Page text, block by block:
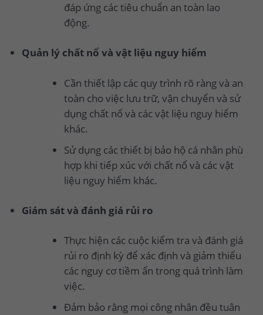
đáp ứng các tiêu chuẩn an toàn lao
động.
Quản lý chất nổ và vật liệu nguy hiểm
Cần thiết lập các quy trình rõ ràng và an
toàn cho việc lưu trữ, vận chuyển và sử
dụng chất nổ và các vật liệu nguy hiểm
khác.
Sử dụng các thiết bị bảo hộ cá nhân phù
hợp khi tiếp xúc với chất nổ và các vật
liệu nguy hiểm khác.
Giám sát và đánh giá rủi ro
Thực hiện các cuộc kiểm tra và đánh giá
rủi ro định kỳ để xác định và giảm thiểu
các nguy cơ tiềm ẩn trong quá trình làm
việc.
Đảm bảo rằng mọi công nhân đều tuân